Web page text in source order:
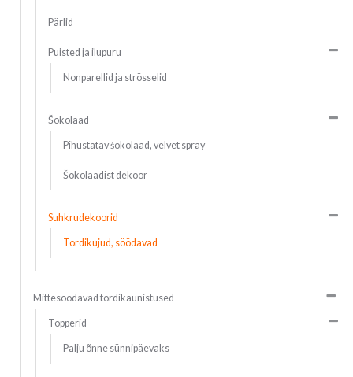
Pärlid
Puisted ja ilupuru
Nonparellid ja strösselid
Šokolaad
Pihustatav šokolaad, velvet spray
Šokolaadist dekoor
Suhkrudekoorid
Tordikujud, söödavad
Mittesöödavad tordikaunistused
Topperid
Palju õnne sünnipäevaks